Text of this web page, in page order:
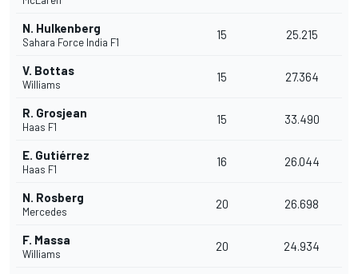
N. Hulkenberg
Sahara Force India F1
15 25.215
V. Bottas
Williams
15 27.364
R. Grosjean
Haas F1
15 33.490
E. Gutiérrez
Haas F1
16 26.044
N. Rosberg
Mercedes
20 26.698
F. Massa
Williams
20 24.934